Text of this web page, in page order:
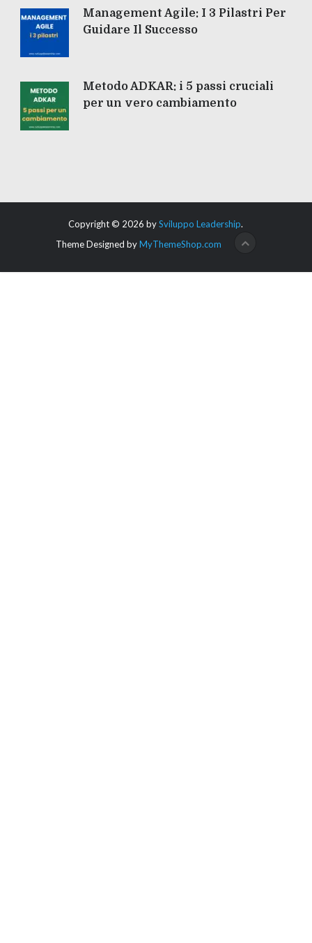
Management Agile: I 3 Pilastri Per
Guidare Il Successo
Metodo ADKAR: i 5 passi cruciali
per un vero cambiamento
Copyright © 2026 bySviluppo Leadership.
Theme Designed byMyThemeShop.com